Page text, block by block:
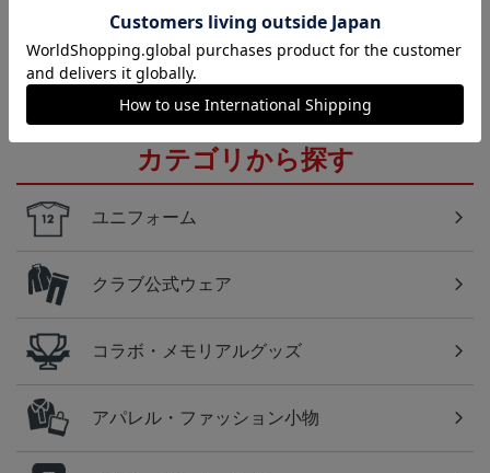
いわてグルージャ盛岡のすべてのグッズをチェック
したい方に！全グッズ一覧はこちら！
カテゴリから探す
ユニフォーム
クラブ公式ウェア
コラボ・メモリアルグッズ
アパレル・ファッション小物